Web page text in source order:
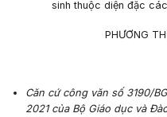
sinh thuộc diện đặc
PHƯƠNG
Căn cứ công văn số3190/
2021 của Bộ Giáo dục và